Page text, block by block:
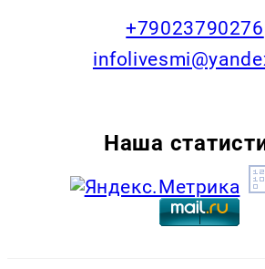
+79023790276
Наша